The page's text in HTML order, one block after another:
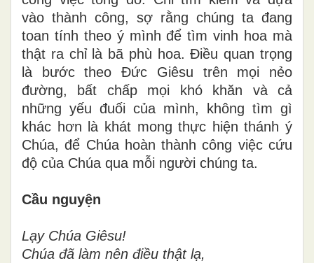
vào thành công, sợ rằng chúng ta đang
toan tính theo ý mình để tìm vinh hoa mà
thật ra chỉ là bã phù hoa. Điều quan trọng
là bước theo Đức Giêsu trên mọi nẻo
đường, bất chấp mọi khó khăn và cả
những yếu đuối của mình, không tìm gì
khác hơn là khát mong thực hiện thánh ý
Chúa, để Chúa hoàn thành công việc cứu
độ của Chúa qua mỗi người chúng ta.
Cầu nguyện
Lạy Chúa Giêsu!
Chúa đã làm nên điều thật lạ,